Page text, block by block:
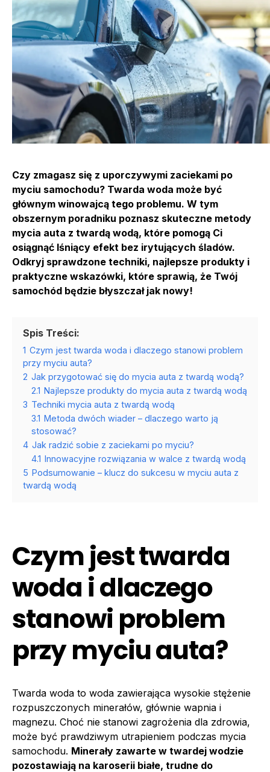
Czy zmagasz się z uporczywymi zaciekami po
myciu samochodu? Twarda woda może być
głównym winowajcą tego problemu. W tym
obszernym poradniku poznasz skuteczne metody
mycia auta z twardą wodą, które pomogą Ci
osiągnąć lśniący efekt bez irytujących śladów.
Odkryj sprawdzone techniki, najlepsze produkty i
praktyczne wskazówki, które sprawią, że Twój
samochód będzie błyszczał jak nowy!
Spis Treści:
1 Czym jest twarda woda i dlaczego stanowi problem
przy myciu auta?
2 Jak przygotować się do mycia auta z twardą wodą?
2.1 Najlepsze produkty do mycia auta z twardą wodą
3 Techniki mycia auta z twardą wodą
3.1 Metoda dwóch wiader – dlaczego warto ją
stosować?
4 Jak radzić sobie z zaciekami po myciu?
4.1 Innowacyjne rozwiązania w walce z twardą wodą
5 Podsumowanie – klucz do sukcesu w myciu auta z
twardą wodą
Czym jest twarda
woda i dlaczego
stanowi problem
przy myciu auta?
Twarda woda to woda zawierająca wysokie stężenie
rozpuszczonych minerałów, głównie wapnia i
magnezu. Choć nie stanowi zagrożenia dla zdrowia,
może być prawdziwym utrapieniem podczas mycia
samochodu. Minerały zawarte w twardej wodzie
pozostawiają na karoserii białe, trudne do